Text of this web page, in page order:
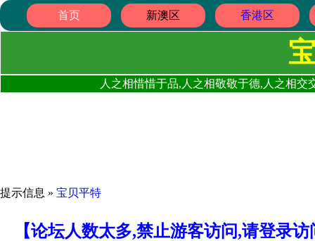
首页 新澳区 香港区
人之相惜惜于品,人之相敬敬于德,人之相
提示信息 » 宝贝平特
【论坛人数太多,禁止游客访问,请登录